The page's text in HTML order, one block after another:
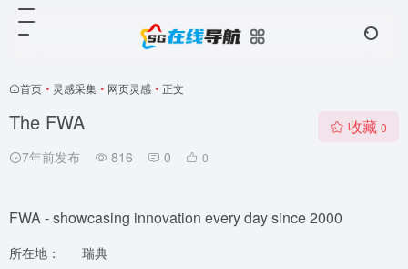
首页 • 灵感采集 • 网页灵感 • 正文
The FWA
7年前发布 816 0 0
收藏 0
FWA - showcasing innovation every day since 2000
所在地：
瑞典